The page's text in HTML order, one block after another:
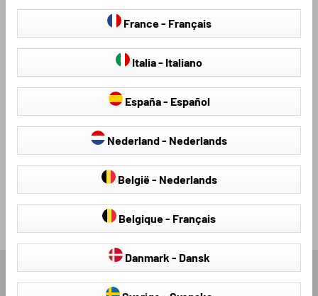
Stoelhoezen &
Stoelbekleding
hagelschermhoezen
France - Français
Italia - Italiano
España - Español
Nederland - Nederlands
België - Nederlands
Belgique - Français
Danmark - Dansk